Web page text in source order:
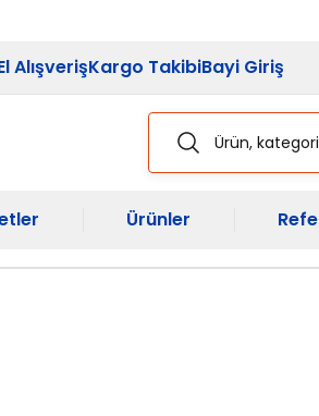
AlışverişKargo TakibiBayi Giriş
Ürünler